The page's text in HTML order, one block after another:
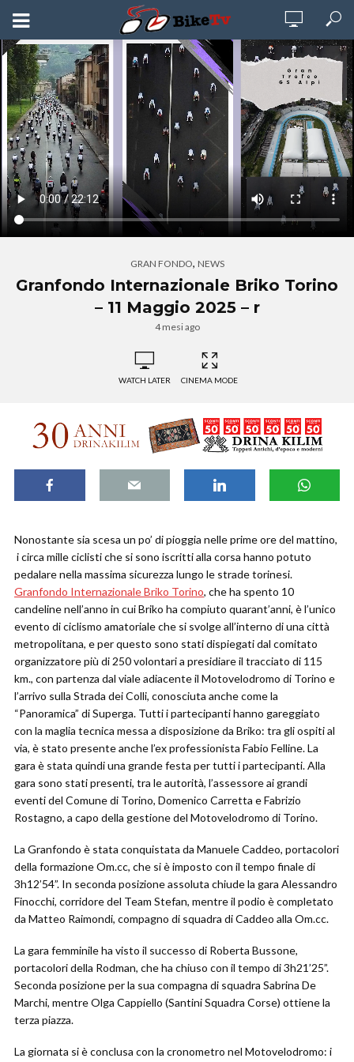
GRAN FONDO, NEWS
Granfondo Internazionale Briko Torino
– 11 Maggio 2025 – r
4 mesi ago
WATCH LATER CINEMA MODE
Nonostante sia scesa un po’ di pioggia nelle prime ore del mattino,
i circa mille ciclisti che si sono iscritti alla corsa hanno potuto
pedalare nella massima sicurezza lungo le strade torinesi.
Granfondo Internazionale Briko Torino, che ha spento 10
candeline nell’anno in cui Briko ha compiuto quarant’anni, è l’unico
evento di ciclismo amatoriale che si svolge all’interno di una città
metropolitana, e per questo sono stati dispiegati dal comitato
organizzatore più di 250 volontari a presidiare il tracciato di 115
km., con partenza dal viale adiacente il Motovelodromo di Torino e
l’arrivo sulla Strada dei Colli, conosciuta anche come la
“Panoramica” di Superga. Tutti i partecipanti hanno gareggiato
con la maglia tecnica messa a disposizione da Briko: tra gli ospiti al
via, è stato presente anche l’ex professionista Fabio Felline. La
gara è stata quindi una grande festa per tutti i partecipanti. Alla
gara sono stati presenti, tra le autorità, l’assessore ai grandi
eventi del Comune di Torino, Domenico Carretta e Fabrizio
Rostagno, a capo della gestione del Motovelodromo di Torino.
La Granfondo è stata conquistata da Manuele Caddeo, portacolori
della formazione Om.cc, che si è imposto con il tempo finale di
3h12’54”. In seconda posizione assoluta chiude la gara Alessandro
Finocchi, corridore del Team Stefan, mentre il podio è completato
da Matteo Raimondi, compagno di squadra di Caddeo alla Om.cc.
La gara femminile ha visto il successo di Roberta Bussone,
portacolori della Rodman, che ha chiuso con il tempo di 3h21’25”.
Seconda posizione per la sua compagna di squadra Sabrina De
Marchi, mentre Olga Cappiello (Santini Squadra Corse) ottiene la
terza piazza.
La giornata si è conclusa con la cronometro nel Motovelodromo: i